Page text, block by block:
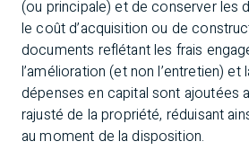
(ou principale) et de conserver les
le coût d’acquisition ou de
documents reflétant les frais
l’amélioration (et non l’entretien) et
dépenses en capital sont ajoutées
rajusté de la propriété, réduisant
au moment de la disposition.